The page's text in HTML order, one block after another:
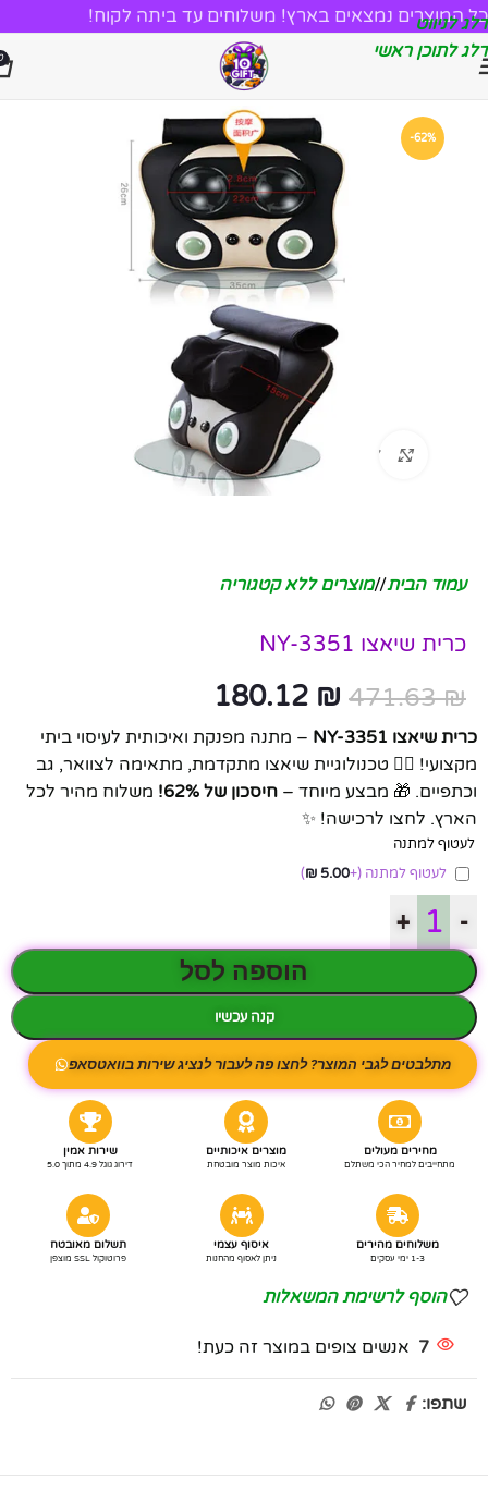
דלג לניווט
דלג לתוכן ראשי
כל המוצרים נמצאים בארץ! משלוחים עד ביתה לקוח!
-62%
לחץ להגדלה
עמוד הבית/ מוצרים ללא קטגוריה
כרית שיאצו NY-3351
471.63₪
180.12 ₪
כרית שיאצו NY-3351
– מתנה מפנקת ואיכותית לעיסוי ביתי
מקצועי! 💆‍♂️ טכנולוגיית שיאצו מתקדמת, מתאימה לצוואר, גב
וכתפיים. 🎁 מבצע מיוחד – חיסכון של 62%!
משלוח מהיר לכל
הארץ. לחצו לרכישה! ✨
לעטוף למתנה
לעטוף למתנה (+
5.00
₪
)
-
+
הוספה לסל
קנה עכשיו
מתלבטים לגבי המוצר? לחצו פה לעבור לנציג שירות בוואטסאפ
מחירים מעולים
מתחייבים למחיר הכי משתלם
מוצרים איכותיים
איכות מוצר מובטחת
שירות אמין
דירוג גוגל 4.9 מתוך 5.0
משלוחים מהירים
1-3 ימי עסקים
איסוף עצמי
ניתן לאסוף מהחנות
תשלום מאובטח
פרוטוקול SSL מוצפן
הוסף לרשימת המשאלות
7 אנשים צופים במוצר זה כעת!
שתפו: